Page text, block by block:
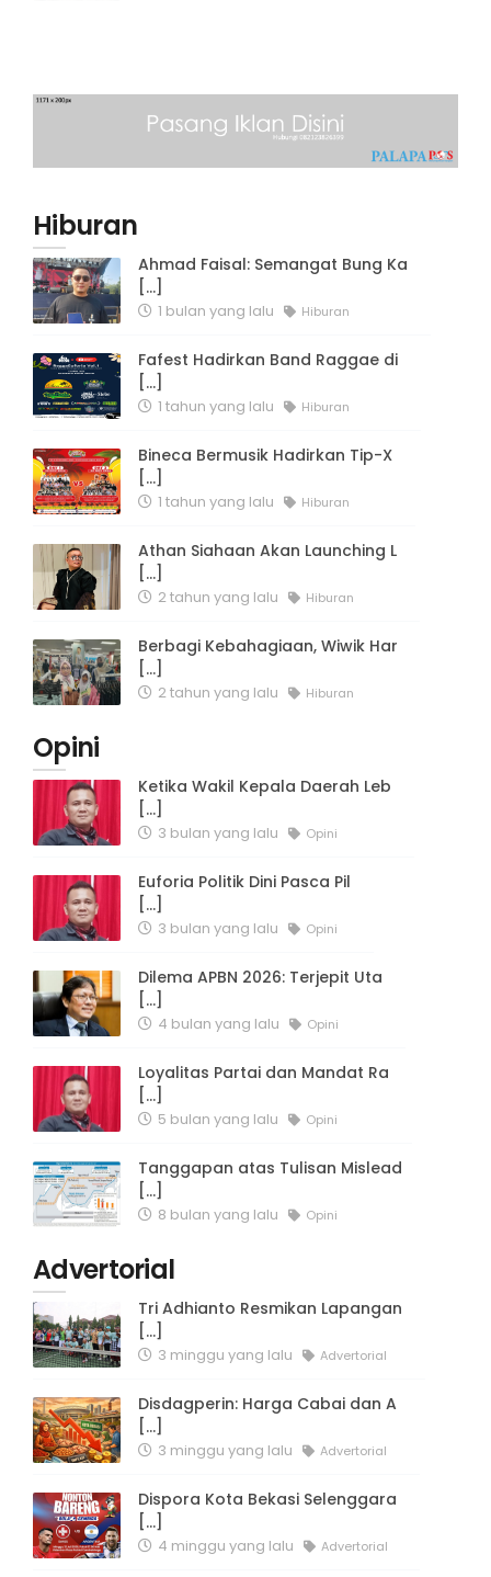
Hiburan
Ahmad Faisal: Semangat Bung Ka
[...]
1 bulan yang lalu Hiburan
Fafest Hadirkan Band Raggae di
[...]
1 tahun yang lalu Hiburan
Bineca Bermusik Hadirkan Tip-X
[...]
1 tahun yang lalu Hiburan
Athan Siahaan Akan Launching L
[...]
2 tahun yang lalu Hiburan
Berbagi Kebahagiaan, Wiwik Har
[...]
2 tahun yang lalu Hiburan
Opini
Ketika Wakil Kepala Daerah Leb
[...]
3 bulan yang lalu Opini
Euforia Politik Dini Pasca Pil
[...]
3 bulan yang lalu Opini
Dilema APBN 2026: Terjepit Uta
[...]
4 bulan yang lalu Opini
Loyalitas Partai dan Mandat Ra
[...]
5 bulan yang lalu Opini
Tanggapan atas Tulisan Mislead
[...]
8 bulan yang lalu Opini
Advertorial
Tri Adhianto Resmikan Lapangan
[...]
3 minggu yang lalu Advertorial
Disdagperin: Harga Cabai dan A
[...]
3 minggu yang lalu Advertorial
Dispora Kota Bekasi Selenggara
[...]
4 minggu yang lalu Advertorial